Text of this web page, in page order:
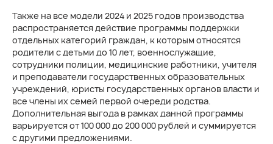
Также на все модели 2024 и 2025 годов производства
распространяется действие программы поддержки
отдельных категорий граждан, к которым относятся
родители с детьми до 10 лет, военнослужащие,
сотрудники полиции, медицинские работники, учителя
и преподаватели государственных образовательных
учреждений, юристы государственных органов власти и
все члены их семей первой очереди родства.
Дополнительная выгода в рамках данной программы
варьируется от 100 000 до 200 000 рублей и суммируется
с другими предложениями.